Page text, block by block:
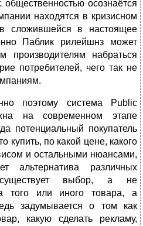
осознаётся
находятся в кризисном
сложившейся в настоящее
Паблик рилейшнз может
производителям набраться
потребителей, чего так не
поэтому система Public
на современном этапе
потенциальный покупатель
купить, по какой цене, какого
и остальными нюансами,
альтернатива различных
выбор, а не
того или иного товара, а
задумывается о том как
какую сделать рекламу,